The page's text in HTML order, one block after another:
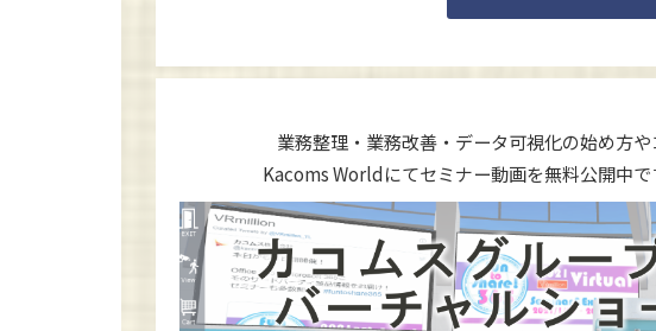
業務整理・業務改善・データ可視化の始め方
Kacoms Worldにてセミナー動画を無料公開中で